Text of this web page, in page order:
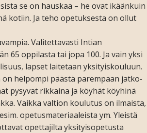
se on hauskaa – he ovat ikäänkuin
kotiin. Ja teho opetuksesta on ollut
Valitettavasti Intian
65 oppilasta tai jopa 100. Ja vain yksi
lapset laitetaan yksityiskouluun.
helpompi päästä parempaan jatko-
pysyvat rikkaina ja köyhät köyhinä
Vaikka valtion koulutus on ilmaista,
opetusmateriaaleista ym. Yleistä
opettajilta yksityisopetusta